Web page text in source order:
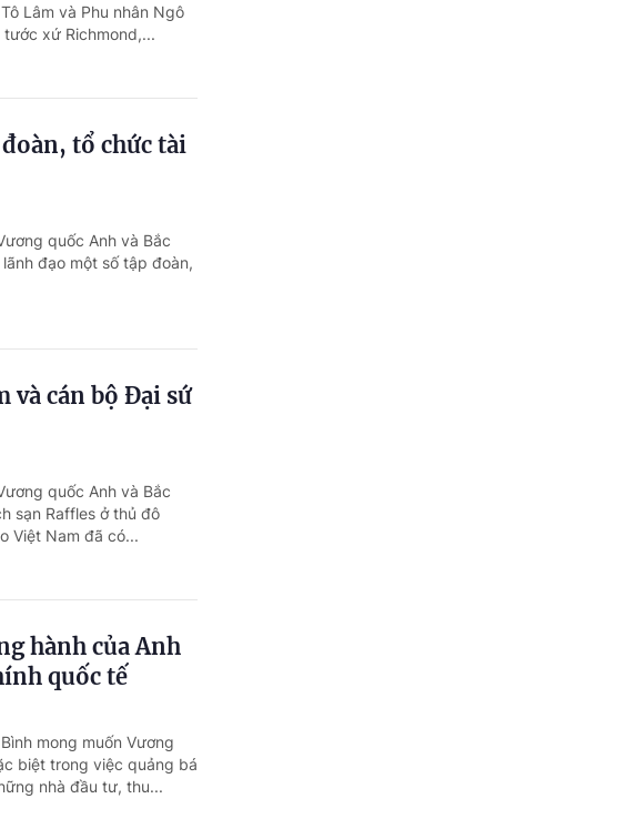
Lâm và Phu nhân Ngô
xứ Richmond,...
tổ chức tài
quốc Anh và Bắc
đạo một số tập đoàn,
và cán bộ Đại sứ
quốc Anh và Bắc
sạn Raffles ở thủ đô
Việt Nam đã có...
hành của Anh
quốc tế
mong muốn Vương
biệt trong việc quảng bá
nhà đầu tư, thu...